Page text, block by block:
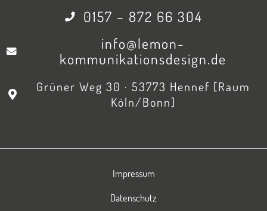
info@lemon-
Grüner Weg 30 · 53773 Hennef [Raum
Datenschutz
AGB